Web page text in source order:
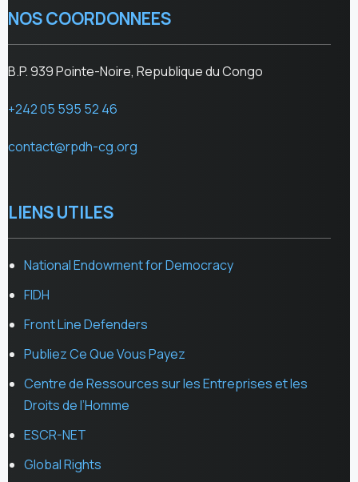
NOS COORDONNEES
B.P. 939 Pointe-Noire, Republique du Congo
+242 05 595 52 46
contact@rpdh-cg.org
LIENS UTILES
National Endowment for Democracy
FIDH
Front Line Defenders
Publiez Ce Que Vous Payez
Centre de Ressources sur les Entreprises et les
Droits de l’Homme
ESCR-NET
Global Rights